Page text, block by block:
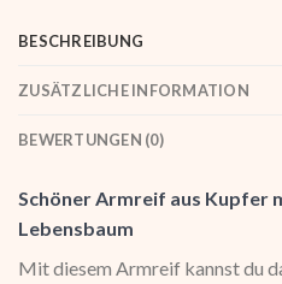
BESCHREIBUNG
ZUSÄTZLICHE INFORMATION
BEWERTUNGEN (0)
Schöner Armreif aus Kupfer
Lebensbaum
Mit diesem Armreif kannst du